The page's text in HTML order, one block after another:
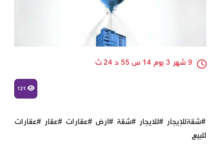
9 شهر 3 يوم 14 س 55 د 24 ث
#شقةللإيجار #للايجار #شقة #ارض #عقارات #عقار #عقارات
للبيع